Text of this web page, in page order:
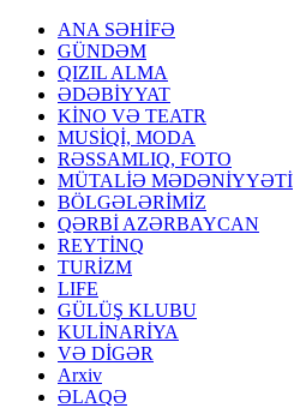
ANA SƏHİFƏ
GÜNDƏM
QIZIL ALMA
ƏDƏBİYYAT
KİNO VƏ TEATR
MUSİQİ, MODA
RƏSSAMLIQ, FOTO
MÜTALİƏ MƏDƏNİYYƏTİ
BÖLGƏLƏRİMİZ
QƏRBİ AZƏRBAYCAN
REYTİNQ
TURİZM
LIFE
GÜLÜŞ KLUBU
KULİNARİYA
VƏ DİGƏR
Arxiv
ƏLAQƏ